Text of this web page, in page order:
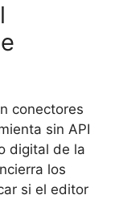
conectores
sin API
digital de la
los
si el editor